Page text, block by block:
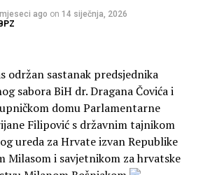
ago on 14 siječnja, 2026
održan sastanak predsjednika
sabora BiH dr. Dragana Čovića i
domu Parlamentarne
Filipović s državnim tajnikom
ureda za Hrvate izvan Republike
Milasom i savjetnikom za hrvatske